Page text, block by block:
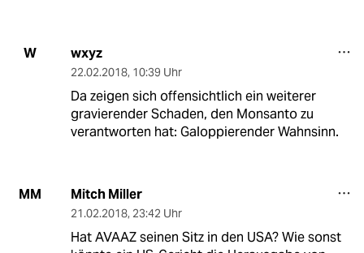
W wxyz
22.02.2018, 10:39 Uhr
Da zeigen sich offensichtlich ein weiterer
gravierender Schaden, den Monsanto zu
verantworten hat: Galoppierender Wahnsinn.
MM Mitch Miller
21.02.2018, 23:42 Uhr
Hat AVAAZ seinen Sitz in den USA? Wie sonst